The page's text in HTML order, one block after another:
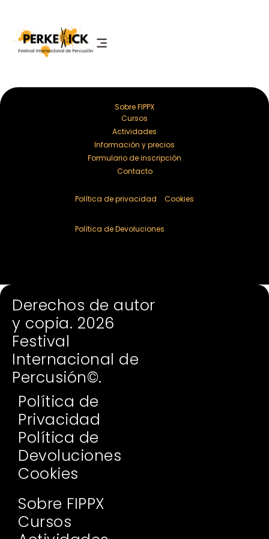
Sobre FIPPX
Cursos
Actividades
Información y precios
Formulario de inscripción
Contacto
Política de privacidad
Política de Devoluciones
Cookies
Derechos de autor
y copia. 2026
Festival
Internacional de
Percusión©.
Política de
Privacidad
Política de
Devoluciones
Cookies
Sobre FIPPX
Cursos